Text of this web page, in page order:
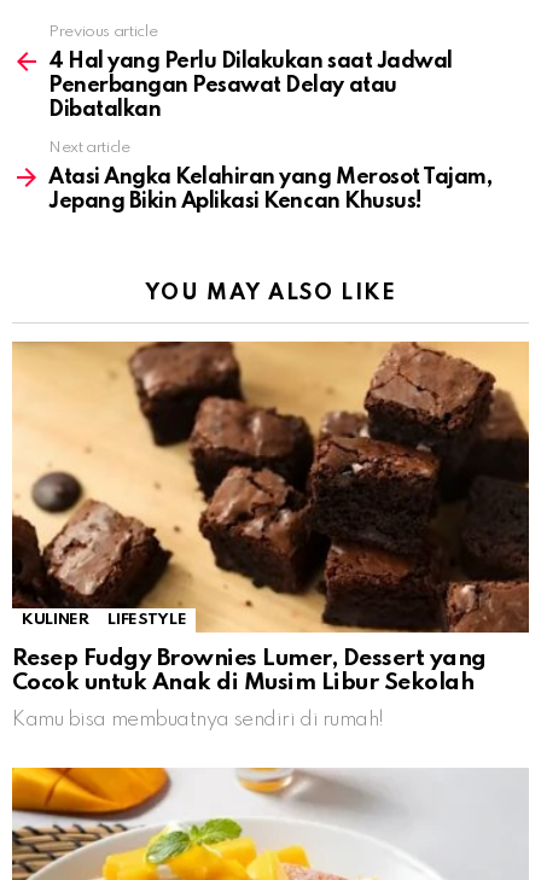
more
Previous article
4 Hal yang Perlu Dilakukan saat Jadwal
Penerbangan Pesawat Delay atau
Dibatalkan
Next article
Atasi Angka Kelahiran yang Merosot Tajam,
Jepang Bikin Aplikasi Kencan Khusus!
YOU MAY ALSO LIKE
KULINER LIFESTYLE
Resep Fudgy Brownies Lumer, Dessert yang
Cocok untuk Anak di Musim Libur Sekolah
Kamu bisa membuatnya sendiri di rumah!